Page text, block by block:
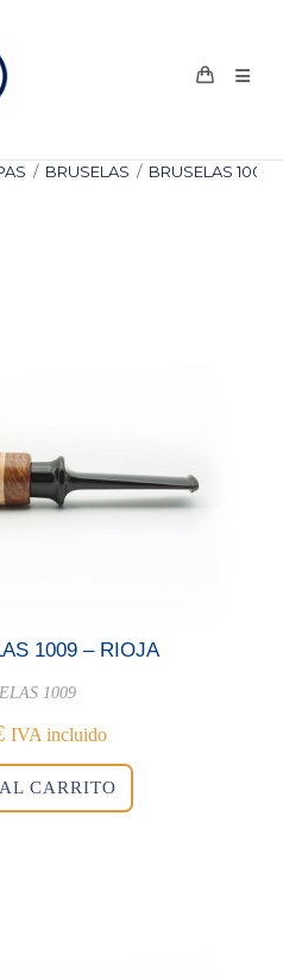
/ BRUSELAS / BRUSELAS 1009
1009 – RIOJA
1009
IVA incluido
CARRITO